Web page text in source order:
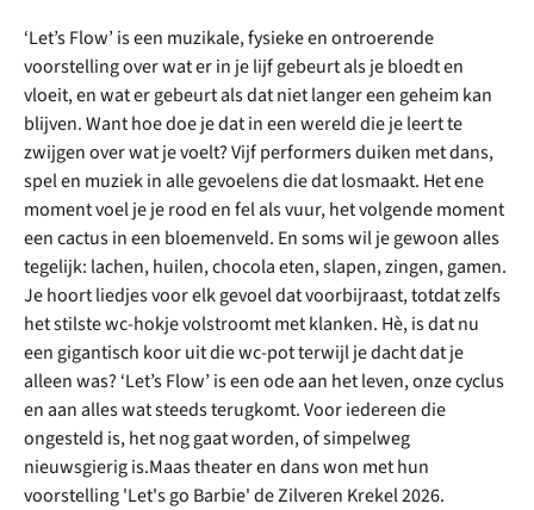
‘Let’s Flow’ is een muzikale, fysieke en ontroerende
voorstelling over wat er in je lijf gebeurt als je bloedt en
vloeit, en wat er gebeurt als dat niet langer een geheim kan
blijven. Want hoe doe je dat in een wereld die je leert te
zwijgen over wat je voelt? Vijf performers duiken met dans,
spel en muziek in alle gevoelens die dat losmaakt. Het ene
moment voel je je rood en fel als vuur, het volgende moment
een cactus in een bloemenveld. En soms wil je gewoon alles
tegelijk: lachen, huilen, chocola eten, slapen, zingen, gamen.
Je hoort liedjes voor elk gevoel dat voorbijraast, totdat zelfs
het stilste wc-hokje volstroomt met klanken. Hè, is dat nu
een gigantisch koor uit die wc-pot terwijl je dacht dat je
alleen was? ‘Let’s Flow’ is een ode aan het leven, onze cyclus
en aan alles wat steeds terugkomt. Voor iedereen die
ongesteld is, het nog gaat worden, of simpelweg
nieuwsgierig is.Maas theater en dans won met hun
voorstelling 'Let's go Barbie' de Zilveren Krekel 2026.